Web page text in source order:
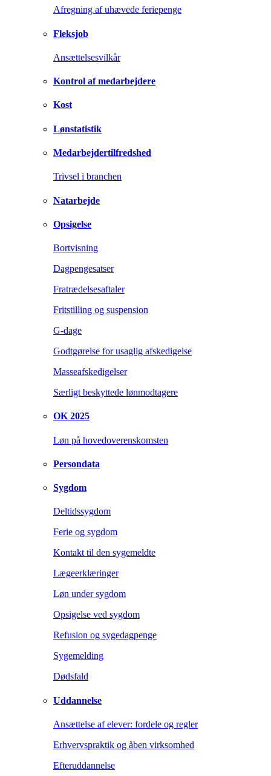
Afregning af uhævede feriepenge
Fleksjob
Ansættelsesvilkår
Kontrol af medarbejdere
Kost
Lønstatistik
Medarbejdertilfredshed
Trivsel i branchen
Natarbejde
Opsigelse
Bortvisning
Dagpengesatser
Fratrædelsesaftaler
Fritstilling og suspension
G-dage
Godtgørelse for usaglig afskedigelse
Masseafskedigelser
Særligt beskyttede lønmodtagere
OK 2025
Løn på hovedoverenskomsten
Persondata
Sygdom
Deltidssygdom
Ferie og sygdom
Kontakt til den sygemeldte
Lægeerklæringer
Løn under sygdom
Opsigelse ved sygdom
Refusion og sygedagpenge
Sygemelding
Dødsfald
Uddannelse
Ansættelse af elever: fordele og regler
Erhvervspraktik og åben virksomhed
Efteruddannelse